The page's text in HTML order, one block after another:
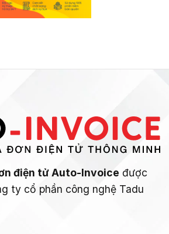
điện tử Auto-Invoice được
ty cổ phần công nghệ Tadu